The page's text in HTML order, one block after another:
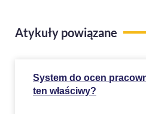
Atykuły powiązane
System do ocen
ten właściwy?